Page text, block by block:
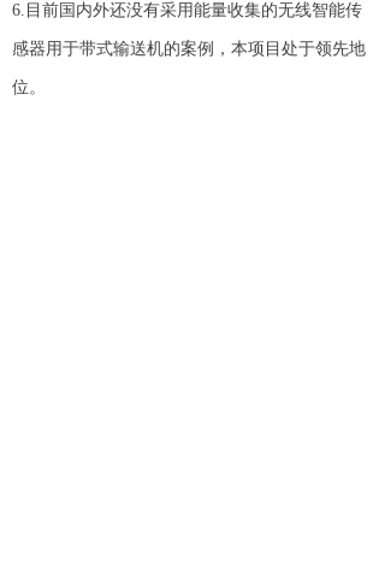
6.目前国内外还没有采用能量收集的无线智能传
感器用于带式输送机的案例，本项目处于领先地
位。